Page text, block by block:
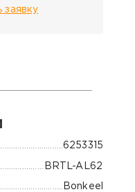
заявку
6253315
BRTL-AL62
Bonkeel